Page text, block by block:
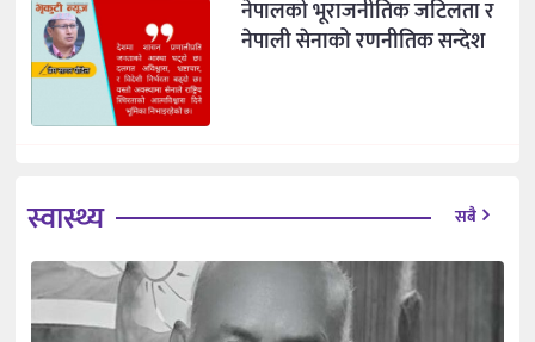
नेपालको भूराजनीतिक जटिलता र
नेपाली सेनाको रणनीतिक सन्देश
स्वास्थ्य सबै